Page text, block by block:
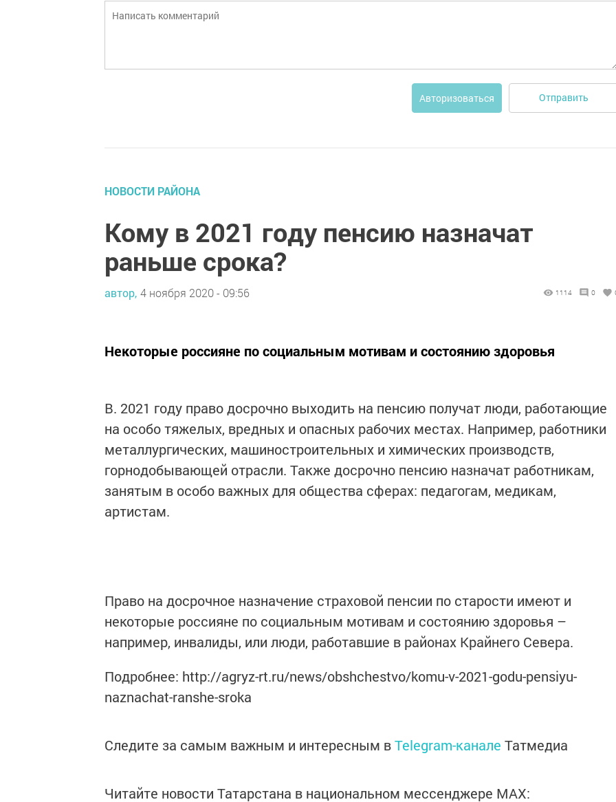
Авторизоваться Отправить
НОВОСТИ РАЙОНА
Кому в 2021 году пенсию назначат
раньше срока?
автор, 4 ноября 2020 - 09:56 1114 0
Некоторые россияне по социальным мотивам и состоянию здоровья
В. 2021 году право досрочно выходить на пенсию получат люди, работающие
на особо тяжелых, вредных и опасных рабочих местах. Например, работники
металлургических, машиностроительных и химических производств,
горнодобывающей отрасли. Также досрочно пенсию назначат работникам,
занятым в особо важных для общества сферах: педагогам, медикам,
артистам.
Право на досрочное назначение страховой пенсии по старости имеют и
некоторые россияне по социальным мотивам и состоянию здоровья –
например, инвалиды, или люди, работавшие в районах Крайнего Севера.
Подробнее: http://agryz-rt.ru/news/obshchestvo/komu-v-2021-godu-pensiyu-
naznachat-ranshe-sroka
Следите за самым важным и интересным вTelegram-канале Татмедиа
Читайте новости Татарстана в национальном мессенджере MАХ: